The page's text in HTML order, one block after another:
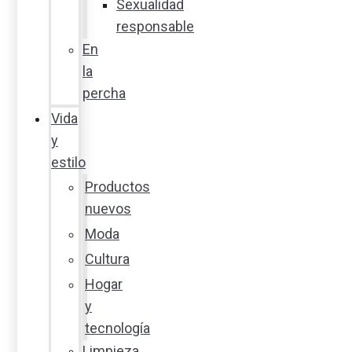
Sexualidad
responsable
En
la
percha
Vida
y
estilo
Productos
nuevos
Moda
Cultura
Hogar
y
tecnología